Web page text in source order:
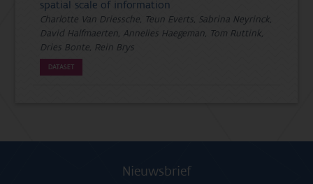
spatial scale of information
Charlotte Van Driessche, Teun Everts, Sabrina Neyrinck,
David Halfmaerten, Annelies Haegeman, Tom Ruttink,
Dries Bonte, Rein Brys
DATASET
Nieuwsbrief